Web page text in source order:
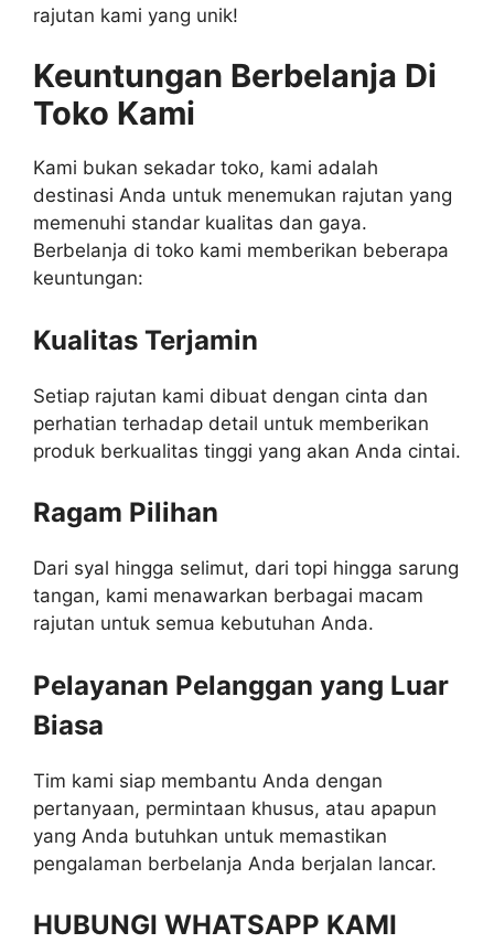
rajutan kami yang unik!
Keuntungan Berbelanja Di
Toko Kami
Kami bukan sekadar toko, kami adalah
destinasi Anda untuk menemukan rajutan yang
memenuhi standar kualitas dan gaya.
Berbelanja di toko kami memberikan beberapa
keuntungan:
Kualitas Terjamin
Setiap rajutan kami dibuat dengan cinta dan
perhatian terhadap detail untuk memberikan
produk berkualitas tinggi yang akan Anda cintai.
Ragam Pilihan
Dari syal hingga selimut, dari topi hingga sarung
tangan, kami menawarkan berbagai macam
rajutan untuk semua kebutuhan Anda.
Pelayanan Pelanggan yang Luar
Biasa
Tim kami siap membantu Anda dengan
pertanyaan, permintaan khusus, atau apapun
yang Anda butuhkan untuk memastikan
pengalaman berbelanja Anda berjalan lancar.
HUBUNGI WHATSAPP KAMI